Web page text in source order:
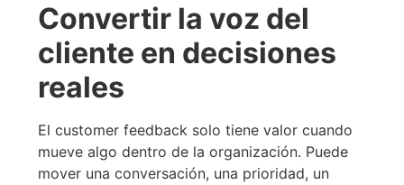
Convertir la voz del
cliente en decisiones
reales
El customer feedback solo tiene valor cuando
mueve algo dentro de la organización. Puede
mover una conversación, una prioridad, un